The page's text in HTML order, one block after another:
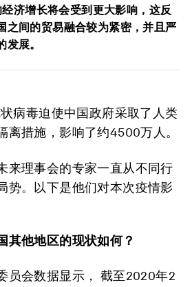
济增长将会受到更大影响，这反
之间的贸易融合较为紧密，并且严
展。
病毒迫使中国政府采取了人类
离措施，影响了约4500万人。
来理事会的专家一直从不同行
势。以下是他们对本次疫情影
其他地区的现状如何？
员会数据显示， 截至2020年2